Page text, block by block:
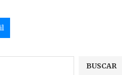
BUSCAR